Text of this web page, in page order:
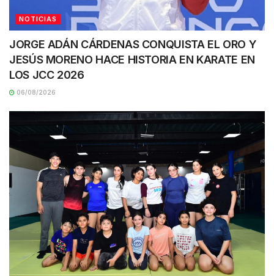
NOTICIAS
JORGE ADÁN CÁRDENAS CONQUISTA EL ORO Y
JESÚS MORENO HACE HISTORIA EN KARATE EN
LOS JCC 2026
06/08/2026